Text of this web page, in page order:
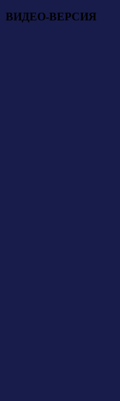
ВИДЕО-ВЕРСИЯ